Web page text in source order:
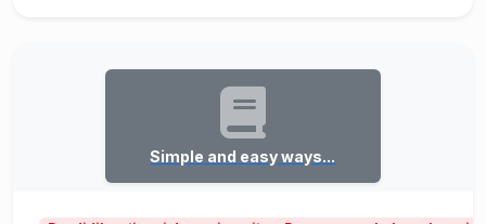
Simple and easy ways...